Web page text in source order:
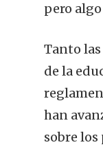
pero algo
Tanto
de la
han
sobre